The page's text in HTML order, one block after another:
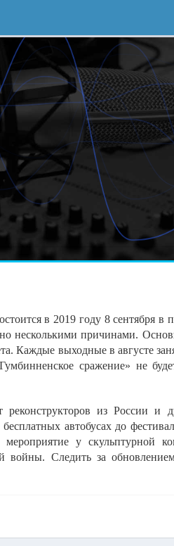
в 2019 году 8 сентября в
несколькими причинами.
Каждые выходные в августе
сражение» не
из России и
бесплатных автобусах до
у скульптурной
войны. Следить за